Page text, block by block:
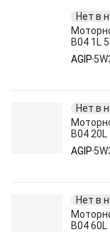
Нет в
B04 1L
AGIP
Нет в
B04
AGIP
Нет в
B04